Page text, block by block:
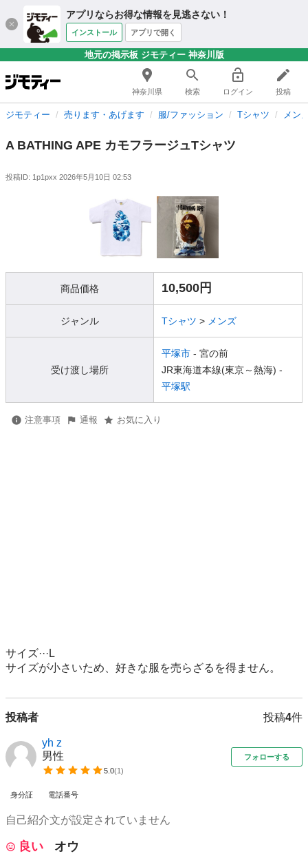
アプリならお得な情報を見逃さない！
インストール アプリで開く
地元の掲示板 ジモティー 神奈川版
神奈川県 検索 ログイン 投稿
ジモティー 売ります・あげます 服/ファッション Tシャツ メン
A BATHING APE カモフラージュTシャツ
投稿ID: 1p1pxx 2026年5月10日 02:53
商品価格 10,500円
ジャンル Tシャツ > メンズ
受け渡し場所
平塚市 - 宮の前
JR東海道本線(東京～熱海) -
平塚駅
注意事項 通報 お気に入り
サイズ···L
サイズが小さいため、好きな服を売らざるを得ません。
投稿者 投稿4件
yh z
男性
5.0(1)
フォローする
身分証 電話番号
自己紹介文が設定されていません
良い オウ